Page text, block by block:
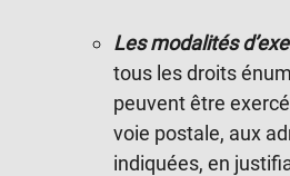
Les modalités
tous les droits
peuvent être
voie postale, aux
indiquées, en